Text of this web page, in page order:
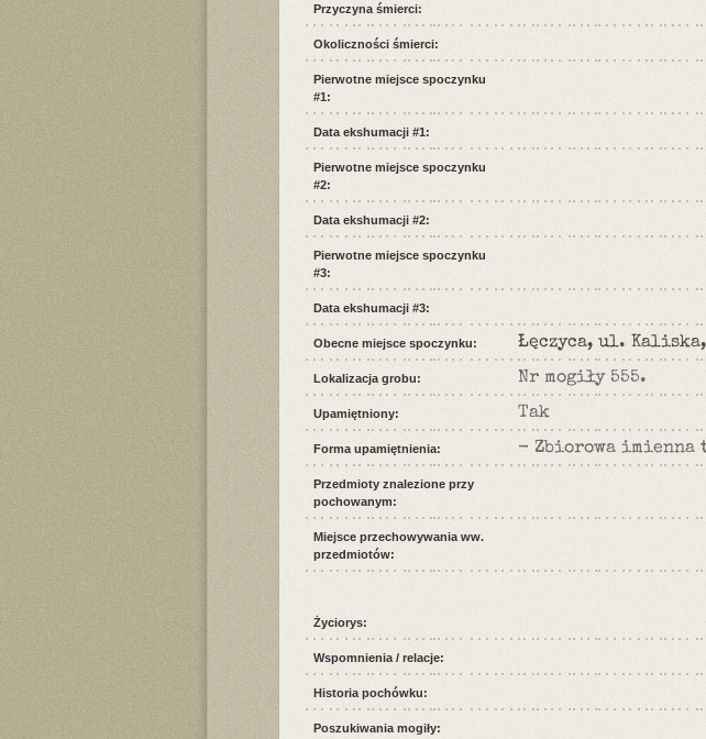
Przyczyna śmierci:
Okoliczności śmierci:
Pierwotne miejsce spoczynku
#1:
Data ekshumacji #1:
Pierwotne miejsce spoczynku
#2:
Data ekshumacji #2:
Pierwotne miejsce spoczynku
#3:
Data ekshumacji #3:
Obecne miejsce spoczynku: Łęczyca, ul.
Lokalizacja grobu: Nr mogiły 555.
Upamiętniony: Tak
Forma upamiętnienia: - Zbiorowa imienna
Przedmioty znalezione przy
pochowanym:
Miejsce przechowywania ww.
przedmiotów:
Życiorys:
Wspomnienia / relacje:
Historia pochówku:
Poszukiwania mogiły: